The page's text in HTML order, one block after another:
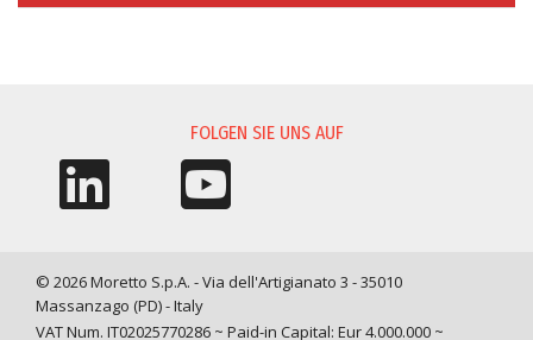
FOLGEN SIE UNS AUF
© 2026 Moretto S.p.A. - Via dell'Artigianato 3 - 35010
Massanzago (PD) - Italy
VAT Num. IT02025770286 ~ Paid-in Capital: Eur 4.000.000 ~